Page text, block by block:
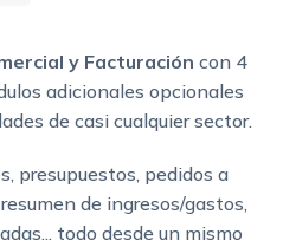
y Facturación con 4
adicionales opcionales
de casi cualquier sector.
presupuestos, pedidos a
de ingresos/gastos,
todo desde un mismo